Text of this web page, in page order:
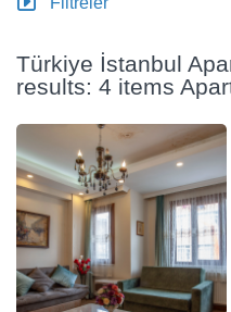
Türkiye İstanbul
results: 4 items